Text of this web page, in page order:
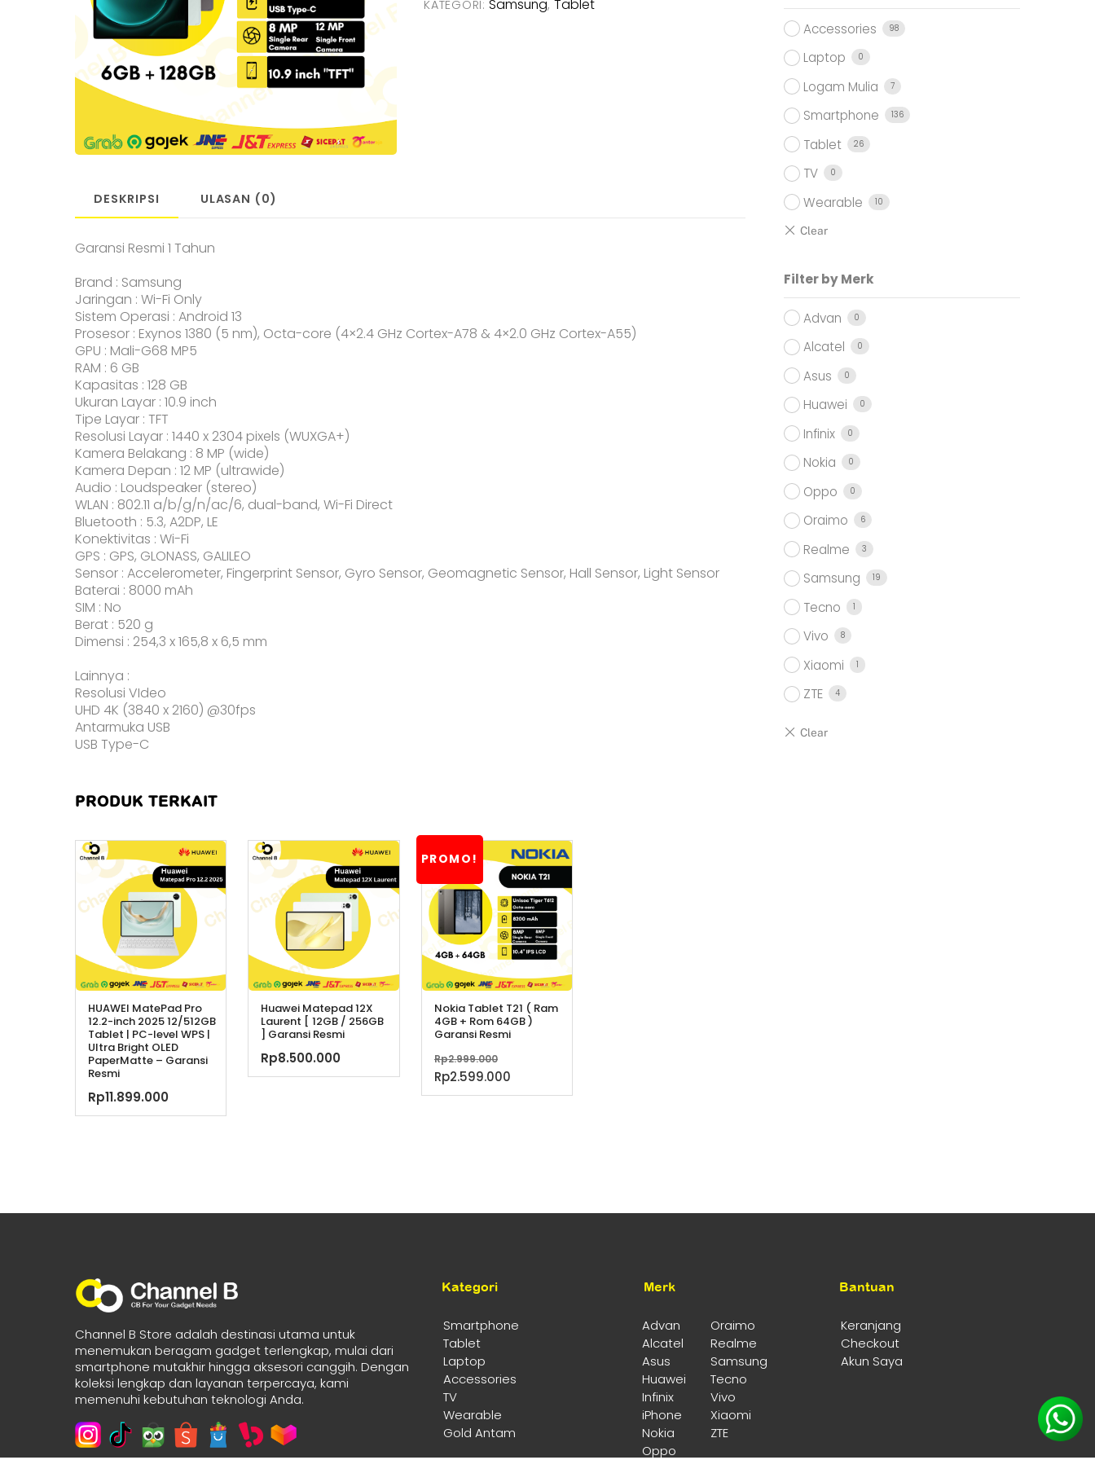
Rp6.350.000.
S9
KATEGORI:Samsung, Tablet
DESKRIPSI ULASAN (0)
Garansi Resmi 1 Tahun
Brand : Samsung
Jaringan : Wi-Fi Only
Sistem Operasi : Android 13
Prosesor : Exynos 1380 (5 nm), Octa-core (4×2.4 GHz Cortex-A78 & 4×2.0 GHz Cortex-A55)
GPU : Mali-G68 MP5
RAM : 6 GB
Kapasitas : 128 GB
Ukuran Layar : 10.9 inch
Tipe Layar : TFT
Resolusi Layar : 1440 x 2304 pixels (WUXGA+)
Kamera Belakang : 8 MP (wide)
Kamera Depan : 12 MP (ultrawide)
Audio : Loudspeaker (stereo)
WLAN : 802.11 a/b/g/n/ac/6, dual-band, Wi-Fi Direct
Bluetooth : 5.3, A2DP, LE
Konektivitas : Wi-Fi
GPS : GPS, GLONASS, GALILEO
Sensor : Accelerometer, Fingerprint Sensor, Gyro Sensor, Geomagnetic Sensor, Hall Sensor, Light Sensor
Baterai : 8000 mAh
SIM : No
Berat : 520 g
Dimensi : 254,3 x 165,8 x 6,5 mm
Lainnya :
Resolusi VIdeo
UHD 4K (3840 x 2160) @30fps
Antarmuka USB
USB Type-C
PRODUK TERKAIT
HUAWEI MatePad Pro
12.2-inch 2025 12/512GB
Tablet | PC-level WPS |
Ultra Bright OLED
PaperMatte – Garansi
Resmi
Rp11.899.000
Huawei Matepad 12X
Laurent [ 12GB / 256GB
] Garansi Resmi
Rp8.500.000
PROMO!
Nokia Tablet T21 ( Ram
4GB + Rom 64GB )
Garansi Resmi
Rp2.999.000
aslinya
adalah:
Rp2.599.000Harga
saat
Accessories 98
Laptop 0
Logam Mulia 7
Smartphone 136
Tablet 26
TV 0
Wearable 10
Filter by Merk
Advan 0
Alcatel 0
Asus 0
Huawei 0
Infinix 0
Nokia 0
Oppo 0
Oraimo 6
Realme 3
Samsung 19
Tecno 1
Vivo 8
Xiaomi 1
ZTE 4
Channel B Store adalah destinasi utama untuk
menemukan beragam gadget terlengkap, mulai dari
smartphone mutakhir hingga aksesori canggih. Dengan
koleksi lengkap dan layanan terpercaya, kami
memenuhi kebutuhan teknologi Anda.
Kategori
Smartphone
Tablet
Laptop
Accessories
TV
Wearable
Gold Antam
Merk
Advan
Oraimo
Alcatel
Realme
Asus
Samsung
Huawei
Tecno
Infinix
Vivo
iPhone
Xiaomi
Nokia
ZTE
Oppo
Bantuan
Keranjang
Checkout
Akun Saya